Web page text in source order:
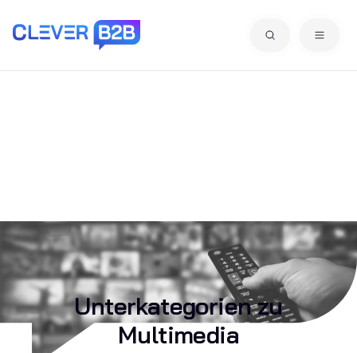
Unterkategorien zu
Multimedia